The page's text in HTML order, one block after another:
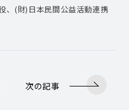
、(財)日本民間公益活動連携
次の記事